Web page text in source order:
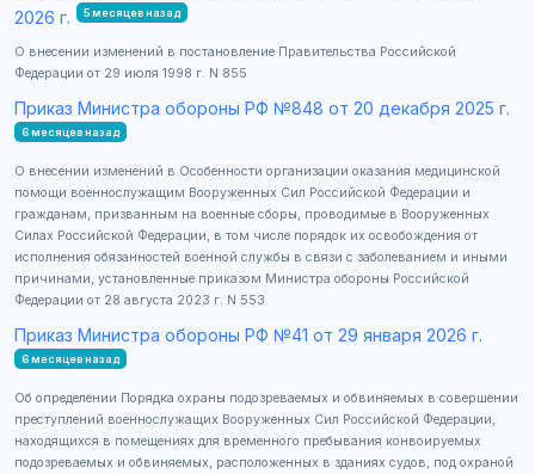
2026 г.
5 месяцев назад
О внесении изменений в постановление Правительства Российской
Федерации от 29 июля 1998 г. N 855
Приказ Министра обороны РФ №848 от 20 декабря 2025 г.
6 месяцев назад
О внесении изменений в Особенности организации оказания медицинской
помощи военнослужащим Вооруженных Сил Российской Федерации и
гражданам, призванным на военные сборы, проводимые в Вооруженных
Силах Российской Федерации, в том числе порядок их освобождения от
исполнения обязанностей военной службы в связи с заболеванием и иными
причинами, установленные приказом Министра обороны Российской
Федерации от 28 августа 2023 г. N 553
Приказ Министра обороны РФ №41 от 29 января 2026 г.
6 месяцев назад
Об определении Порядка охраны подозреваемых и обвиняемых в совершении
преступлений военнослужащих Вооруженных Сил Российской Федерации,
находящихся в помещениях для временного пребывания конвоируемых
подозреваемых и обвиняемых, расположенных в зданиях судов, под охраной